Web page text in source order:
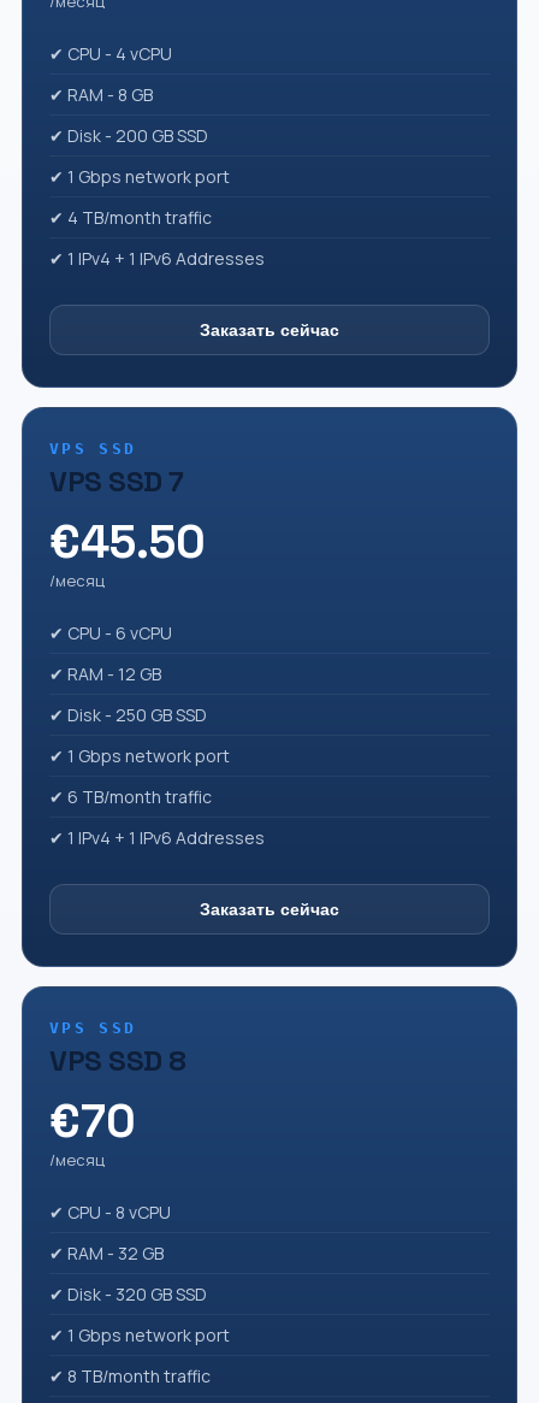
✔ CPU - 4 vCPU
✔ RAM - 8 GB
✔ Disk - 200 GB SSD
✔ 1 Gbps network port
✔ 4 TB/month traffic
✔ 1 IPv4 + 1 IPv6 Addresses
Заказать сейчас
VPS SSD
VPS SSD 7
€45.50
/месяц
✔ CPU - 6 vCPU
✔ RAM - 12 GB
✔ Disk - 250 GB SSD
✔ 1 Gbps network port
✔ 6 TB/month traffic
✔ 1 IPv4 + 1 IPv6 Addresses
Заказать сейчас
VPS SSD
VPS SSD 8
€70
/месяц
✔ CPU - 8 vCPU
✔ RAM - 32 GB
✔ Disk - 320 GB SSD
✔ 1 Gbps network port
✔ 8 TB/month traffic